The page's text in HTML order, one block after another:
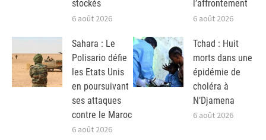
stockés
6 août 2026
l’affrontement
6 août 2026
Sahara : Le
Polisario défie
les Etats Unis
en poursuivant
ses attaques
contre le Maroc
6 août 2026
Tchad : Huit
morts dans une
épidémie de
choléra à
N’Djamena
6 août 2026